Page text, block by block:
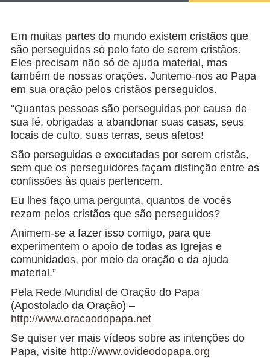
Em muitas partes do mundo existem cristãos que
são perseguidos só pelo fato de serem cristãos.
Eles precisam não só de ajuda material, mas
também de nossas orações. Juntemo-nos ao Papa
em sua oração pelos cristãos perseguidos.
“Quantas pessoas são perseguidas por causa de
sua fé, obrigadas a abandonar suas casas, seus
locais de culto, suas terras, seus afetos!
São perseguidas e executadas por serem cristãs,
sem que os perseguidores façam distinção entre as
confissões às quais pertencem.
Eu lhes faço uma pergunta, quantos de vocês
rezam pelos cristãos que são perseguidos?
Animem-se a fazer isso comigo, para que
experimentem o apoio de todas as Igrejas e
comunidades, por meio da oração e da ajuda
material.”
Pela Rede Mundial de Oração do Papa
(Apostolado da Oração) –
http://www.oracaodopapa.net
Se quiser ver mais vídeos sobre as intenções do
Papa, visite http://www.ovideodopapa.org